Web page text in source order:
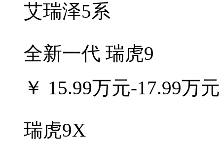
艾瑞泽5系
全新一代 瑞虎9
￥ 15.99万元-17.99万元
瑞虎9X